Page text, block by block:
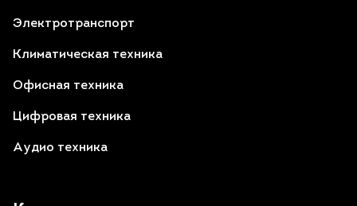
Электротранспорт
Климатическая техника
Офисная техника
Цифровая техника
Аудио техника